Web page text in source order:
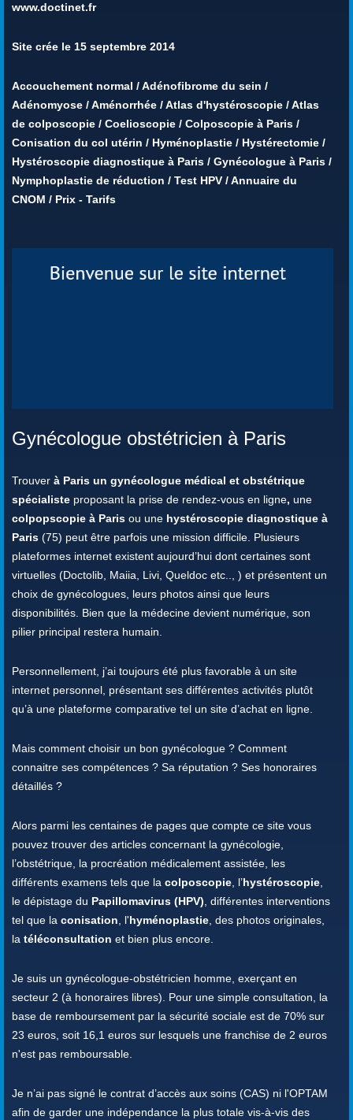
www.doctinet.fr
Site crée le 15 septembre 2014
Accouchement normal /Adénofibrome du sein /
Adénomyose /Aménorrhée /Atlas d'hystéroscopie /Atlas
de colposcopie / Coelioscopie / Colposcopie à Paris /
Conisation du col utérin / Hyménoplastie / Hystérectomie /
Hystéroscopie diagnostique à Paris / Gynécologue à Paris /
Nymphoplastie de réduction / Test HPV /Annuaire du
CNOM / Prix - Tarifs
Gynécologue obstétricien à Paris
Trouver à Paris un gynécologue médical et obstétrique
spécialiste proposant la prise de rendez-vous en ligne, une
colpopscopie à Paris ou une hystéroscopie diagnostique à
Paris (75) peut être parfois une mission difficile. Plusieurs
plateformes internet existent aujourd’hui dont certaines sont
virtuelles (Doctolib, Maiia, Livi, Queldoc etc.., ) et présentent un
choix de gynécologues, leurs photos ainsi que leurs
disponibilités. Bien que la médecine devient numérique, son
pilier principal restera humain.
Personnellement, j’ai toujours été plus favorable à un site
internet personnel, présentant ses différentes activités plutôt
qu’à une plateforme comparative tel un site d’achat en ligne.
Mais comment choisir un bon gynécologue ? Comment
connaitre ses compétences ? Sa réputation ? Ses honoraires
détaillés ?
Alors parmi les centaines de pages que compte ce site vous
pouvez trouver des articles concernant la gynécologie,
l’obstétrique, la procréation médicalement assistée, les
différents examens tels que la colposcopie, l’hystéroscopie,
le dépistage du Papillomavirus (HPV), différentes interventions
tel que la conisation, l'hyménoplastie, des photos originales,
la téléconsultation et bien plus encore.
Je suis un gynécologue-obstétricien homme, exerçant en
secteur 2 (à honoraires libres). Pour une simple consultation, la
base de remboursement par la sécurité sociale est de 70% sur
23 euros, soit 16,1 euros sur lesquels une franchise de 2 euros
n'est pas remboursable.
Je n’ai pas signé le contrat d’accès aux soins (CAS) ni l'OPTAM
afin de garder une indépendance la plus totale vis-à-vis des